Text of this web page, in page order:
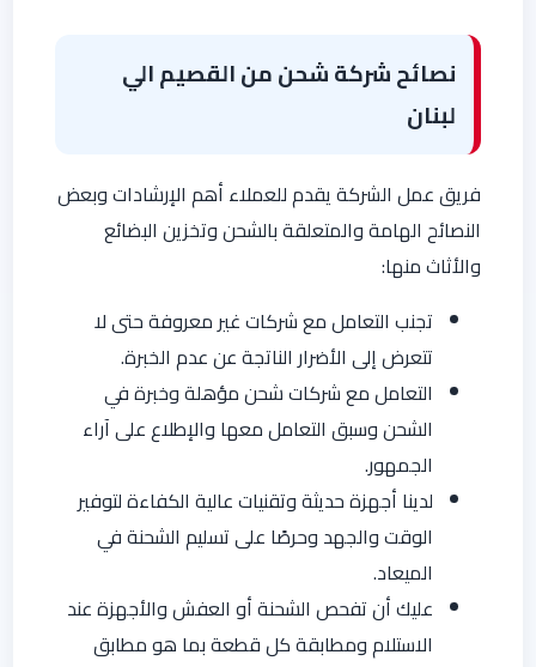
نصائح شركة شحن من القصيم الي
لبنان
فريق عمل الشركة يقدم للعملاء أهم الإرشادات وبعض
النصائح الهامة والمتعلقة بالشحن وتخزين البضائع
والأثاث منها:
تجنب التعامل مع شركات غير معروفة حتى لا
تتعرض إلى الأضرار الناتجة عن عدم الخبرة.
التعامل مع شركات شحن مؤهلة وخبرة في
الشحن وسبق التعامل معها والإطلاع على آراء
الجمهور.
لدينا أجهزة حديثة وتقنيات عالية الكفاءة لتوفير
الوقت والجهد وحرصًا على تسليم الشحنة في
الميعاد.
عليك أن تفحص الشحنة أو العفش والأجهزة عند
الاستلام ومطابقة كل قطعة بما هو مطابق